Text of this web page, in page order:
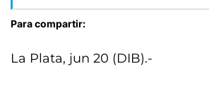
Para compartir:
La Plata, jun 20 (DIB).-